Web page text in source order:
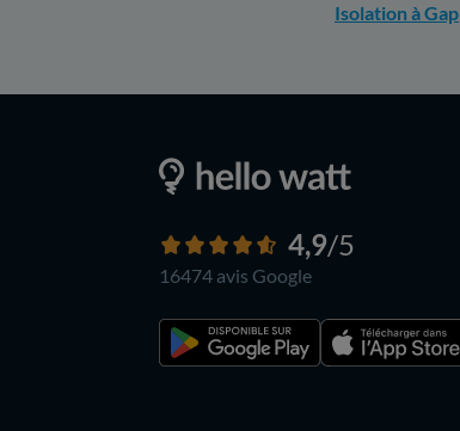
Isolation à Gap
4,9/5
16474 avis Google